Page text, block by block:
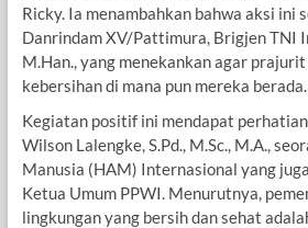
Ricky. Ia menambahkan bahwa aksi ini
Danrindam XV/Pattimura, Brigjen TNI
M.Han., yang menekankan agar
kebersihan di mana pun mereka berada.
Kegiatan positif ini mendapat
Wilson Lalengke, S.Pd., M.Sc., M.A.,
Manusia (HAM) Internasional yang
Ketua Umum PPWI. Menurutnya,
lingkungan yang bersih dan sehat